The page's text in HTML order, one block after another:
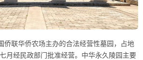
侨联华侨农场主办的合法经营性墓园，占地
月经民政部门批准经营。中华永久陵园主要